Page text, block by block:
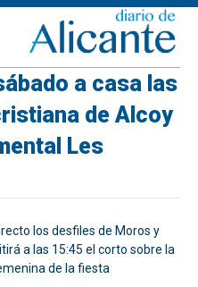
a casa las
de Alcoy
Les
los desfiles de Moros y
a las 15:45 el corto sobre la
de la fiesta